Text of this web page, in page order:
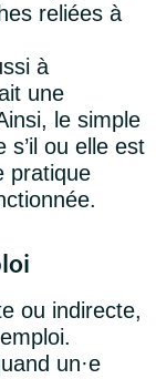
reliées à
à
une
le simple
s’il ou elle est
pratique
ou indirecte,
un·e